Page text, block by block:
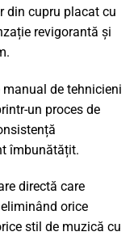
din cupru placat cu
revigorantă și
de tehnicieni
un proces de
îmbunătățit.
directă care
orice
stil de muzică cu